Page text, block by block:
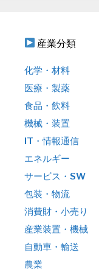
産業分類
化学・材料
医療・製薬
食品・飲料
機械・装置
IT・情報通信
エネルギー
サービス・SW
包装・物流
消費財・小売り
産業装置・機械
自動車・輸送
農業